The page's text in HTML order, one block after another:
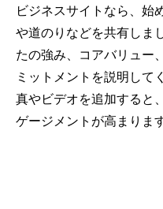
ビジネスサイトなら、始
や道のりなどを共有しま
たの強み、コアバリュー
ミットメントを説明して
真やビデオを追加すると
ゲージメントが高まります